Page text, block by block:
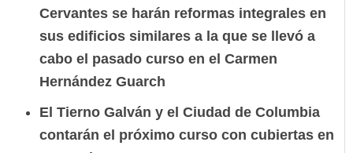
Cervantes se harán reformas integrales en
sus edificios similares a la que se llevó a
cabo el pasado curso en el Carmen
Hernández Guarch
El Tierno Galván y el Ciudad de Columbia
contarán el próximo curso con cubiertas en